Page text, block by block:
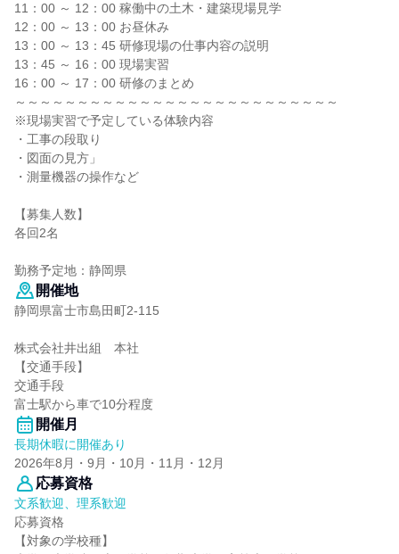
11：00 ～ 12：00 稼働中の土木・建築現場見学
12：00 ～ 13：00 お昼休み
13：00 ～ 13：45 研修現場の仕事内容の説明
13：45 ～ 16：00 現場実習
16：00 ～ 17：00 研修のまとめ
～～～～～～～～～～～～～～～～～～～～～～～～～～
※現場実習で予定している体験内容
・工事の段取り
・図面の見方」
・測量機器の操作など
【募集人数】
各回2名
勤務予定地：静岡県
開催地
静岡県富士市島田町2-115
株式会社井出組 本社
【交通手段】
交通手段
富士駅から車で10分程度
開催月
長期休暇に開催あり
2026年8月・9月・10月・11月・12月
応募資格
文系歓迎、理系歓迎
応募資格
【対象の学校種】